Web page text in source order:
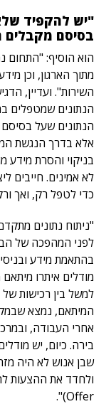
"יש להקפיד
בסיסם מקבלים
הוא הוסיף: "התחום
מתוך הארגון, וכן
השירות". ועדיין,
הנתונים שמטפלים
הנתונים שעל
אלא בדרך הנגשת
בניקוי והסרת מידע
לא אמינים. חייבים
כדי לטפל רק, ואך
"ניתוח נתונים
בהתאמת מידע
מודלים איתרו
למשל בין רכישות של
המיתאם, נמצא
אחרי העבודה,
בירה. כיום, יש
שבן אנוש לא היה
Offer)".